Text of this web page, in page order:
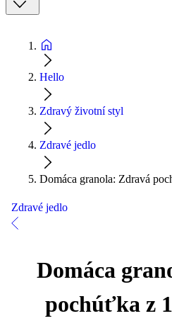
Hello
Zdravý životní styl
Zdravé jedlo
Domáca granola: Zdravá
Zdravé jedlo
Domáca
pochúťka z